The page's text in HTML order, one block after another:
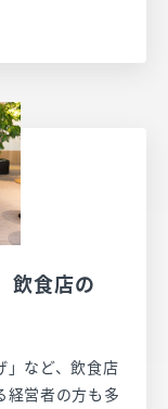
させ、顧客満
た飲食店にとど
々な業種・業
、配膳・運搬ロ
おけるメリッ
中小規模の飲
入による具体
いてわかりや
。
飲食店の
」など、飲食店
経営者の方も多